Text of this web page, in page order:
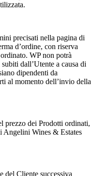
precisati nella pagina di
d’ordine, con riserva
WP non potrà
dall’Utente a causa di
dipendenti da
al momento dell’invio della
prezzo dei Prodotti ordinati,
Angelini Wines & Estates
del Cliente successiva